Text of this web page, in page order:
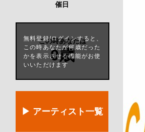
催日
この時あなたは
0歳
無料登録/ログインすると、
この時あなたが何歳だった
かを表示させる機能がお使
いいただけます
▶ アーティスト一覧